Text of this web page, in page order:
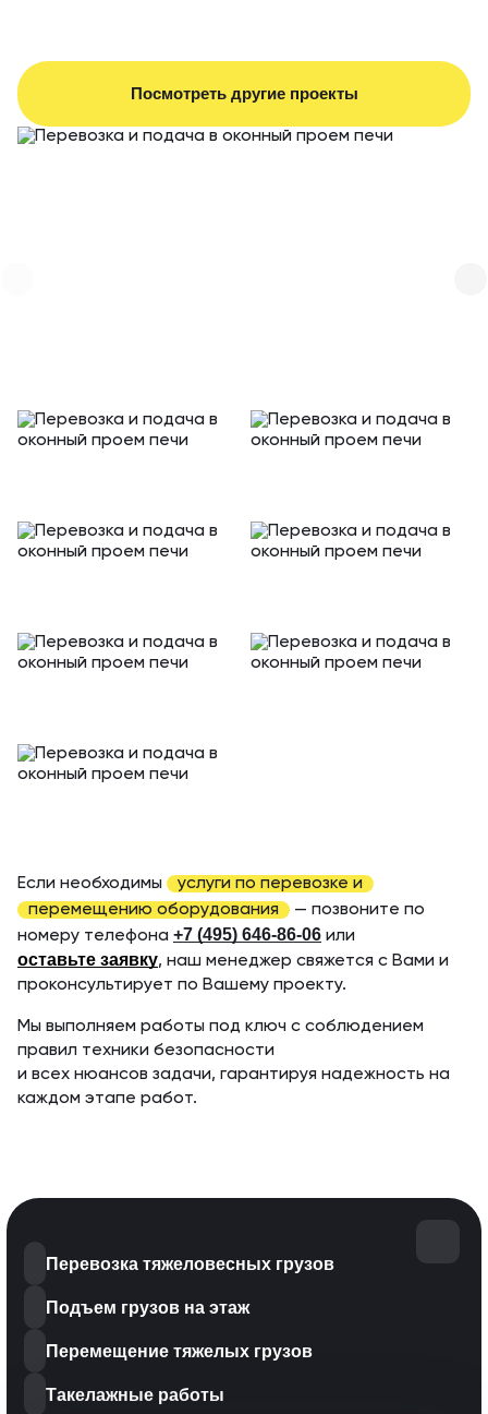
Посмотреть другие проекты
Если необходимы
услуги по перевозке и
перемещению оборудования
— позвоните по
номеру телефона +7 (495) 646-86-06 или
оставьте заявку, наш менеджер свяжется с Вами и
проконсультирует по Вашему проекту.
Мы выполняем работы под ключ с соблюдением
правил техники безопасности
и всех нюансов задачи, гарантируя надежность на
каждом этапе работ.
Перевозка тяжеловесных грузов
Подъем грузов на этаж
Перемещение тяжелых грузов
Такелажные работы